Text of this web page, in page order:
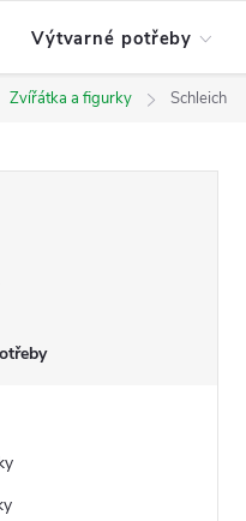
Výtvarné potřeby
Zvířátka a figurky Schleich